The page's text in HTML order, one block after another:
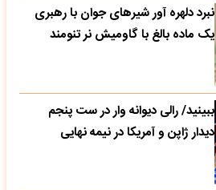
نبرد دلهره آور شیرهای جوان با رهبری
یک ماده بالغ با گاومیش نر تنومند
ببینید/ رالی دیوانه وار در ست پنجم
دیدار ژاپن و آمریکا در نیمه نهایی